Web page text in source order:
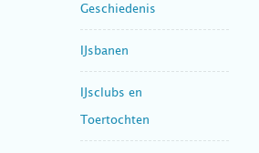
Geschiedenis
IJsbanen
IJsclubs en
Toertochten